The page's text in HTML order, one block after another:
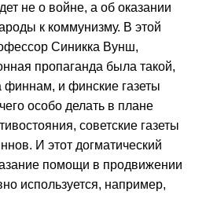
не о войне, а об оказании
к коммунизму. В этой
Синикка Вунш,
пропаганда была такой,
финнам, и финские газеты
особо делать в плане
советские газеты
И этот догматический
помощи в продвижении
используется, например,